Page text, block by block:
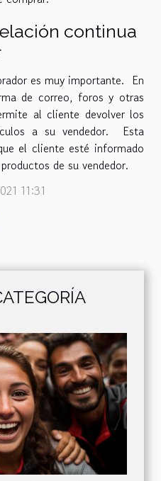
continua
es muy importante. En
de correo, foros y otras
al cliente devolver los
a su vendedor. Esta
el cliente esté informado
de su vendedor.
11:31